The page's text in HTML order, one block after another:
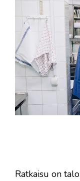
Ratkaisu on